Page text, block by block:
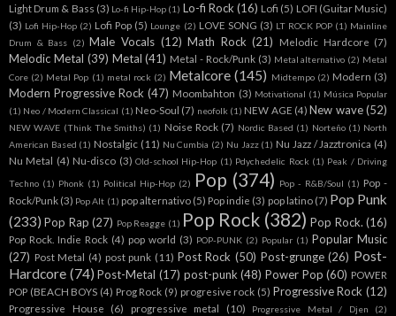
Light Drum & Bass (3) Lo-fi Hip-Hop (1) Lo-fi Rock (16) Lofi (5) LOFI (Guitar Music)
(3) Lofi Hip-Hop (2) Lofi Pop (5) Lounge (2) LOVE SONG (3) LT ROCK POP (1) Mainline
Drum & Bass (2) Male Vocals (12) Math Rock (21) Melodic Hardcore (7)
Melodic Metal (39) Metal (41) Metal - Rock/Punk (3) Metal alternativo (2) Metal
Core (2) Metal Pop (1) metal rock (2) Metalcore (145) Midtempo (2) Modern (3)
Modern Progressive Rock (47) Moombahton (3) Motivational (1) Música Popular
(1) Neo / Modern Classical (1) Neo-Soul (7) neofolk (1) NEW AGE (4) New wave (52)
NEW WAVE (Think The Smiths) (1) Noise Rock (7) Nordic Based (1) Norteño (1) North
American Based (1) Nostalgic (11) Nu Cumbia (2) Nu Jazz (1) Nu Jazz / Jazztronica (4)
Nu Metal (4) Nu-disco (3) Old-school Hip-Hop (1) Pdychedelic Rock (1) Peak / Driving
Techno (1) Phonk (1) Political Hip-Hop (2) Pop (374) Pop - R&B/Soul (1) Pop -
Rock/Punk (3) Pop Alt (1) pop alternativo (5) Pop indie (3) pop latino (7) Pop Punk
(233) Pop Rap (27) Pop Reagge (1) Pop Rock (382) Pop Rock. (16)
Pop Rock. Indie Rock (4) pop world (3) POP-PUNK (2) Popular (1) Popular Music
(27) Post Metal (4) post punk (11) Post Rock (50) Post-grunge (26) Post-
Hardcore (74) Post-Metal (17) post-punk (48) Power Pop (60) POWER
POP (BEACH BOYS (4) Prog Rock (9) progresive rock (5) Progressive Rock (12)
Progressive House (6) progressive metal (10) Progressive Metal / Djen (2)